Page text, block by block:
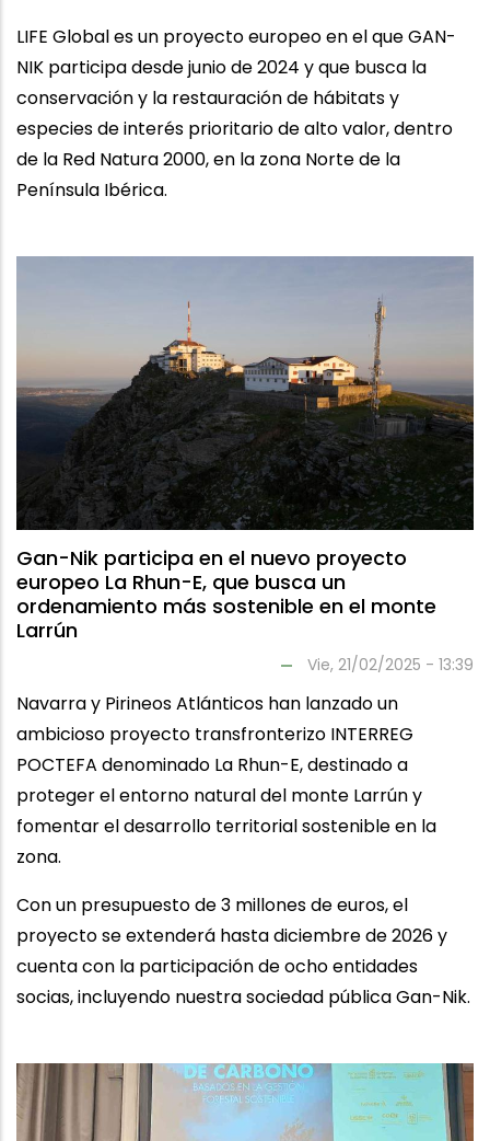
LIFE Global es un proyecto europeo en el que GAN-
NIK participa desde junio de 2024 y que busca la
conservación y la restauración de hábitats y
especies de interés prioritario de alto valor, dentro
de la Red Natura 2000, en la zona Norte de la
Península Ibérica.
Gan-Nik participa en el nuevo proyecto
europeo La Rhun-E, que busca un
ordenamiento más sostenible en el monte
Larrún
Vie, 21/02/2025 - 13:39
Navarra y Pirineos Atlánticos han lanzado un
ambicioso proyecto transfronterizo INTERREG
POCTEFA denominado La Rhun-E, destinado a
proteger el entorno natural del monte Larrún y
fomentar el desarrollo territorial sostenible en la
zona.
Con un presupuesto de 3 millones de euros, el
proyecto se extenderá hasta diciembre de 2026 y
cuenta con la participación de ocho entidades
socias, incluyendo nuestra sociedad pública Gan-Nik.